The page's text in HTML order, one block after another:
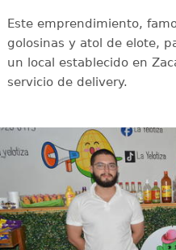
Este emprendimiento,
golosinas y atol de elote,
un local establecido en
servicio de delivery.